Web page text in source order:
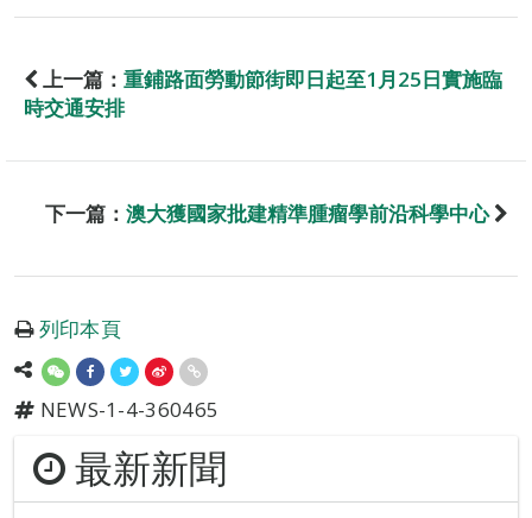
上一篇： 重鋪路面勞動節街即日起至1月25日實施臨
時交通安排
下一篇： 澳大獲國家批建精準腫瘤學前沿科學中心
列印本頁
NEWS-1-4-360465
最新新聞